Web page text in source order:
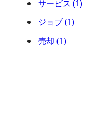
サービス (1)
ジョブ (1)
売却 (1)